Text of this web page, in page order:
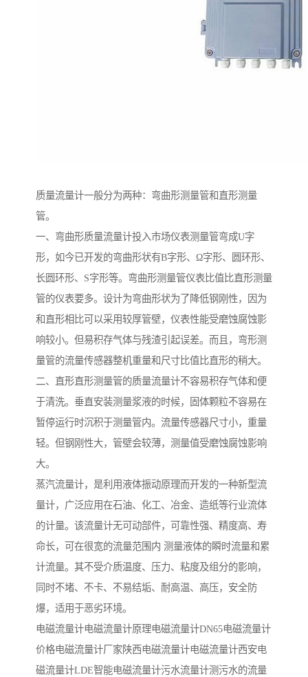
质量流量计一般分为两种：弯曲形测量管和直形测量
管。
一、弯曲形质量流量计投入市场仪表测量管弯成U字
形，如今已开发的弯曲形状有B字形、Ω字形、圆环形、
长圆环形、S字形等。弯曲形测量管仪表比值比直形测量
管的仪表要多。设计为弯曲形状为了降低钢刚性，因为
和直形相比可以采用较厚管壁，仪表性能受磨蚀腐蚀影
响较小。但易积存气体与残渣引起误差。而且，弯形测
量管的流量传感器整机重量和尺寸比值比直形的稍大。
二、直形直形测量管的质量流量计不容易积存气体和便
于清洗。垂直安装测量浆液的时候，固体颗粒不容易在
暂停运行时沉积于测量管内。流量传感器尺寸小，重量
轻。但钢刚性大，管壁会较薄，测量值受磨蚀腐蚀影响
大。
蒸汽流量计，是利用液体振动原理而开发的一种新型流
量计，广泛应用在石油、化工、冶金、造纸等行业流体
的计量。该流量计无可动部件，可靠性强、精度高、寿
命长，可在很宽的流量范围内 测量液体的瞬时流量和累
计流量。其不受介质温度、压力、粘度及组分的影响，
同时不堵、不卡、不易结垢、耐高温、高压，安全防
爆，适用于恶劣环境。
电磁流量计电磁流量计原理电磁流量计DN65电磁流量计
价格电磁流量计厂家陕西电磁流量计电磁流量计西安电
磁流量计LDE智能电磁流量计污水流量计测污水的流量